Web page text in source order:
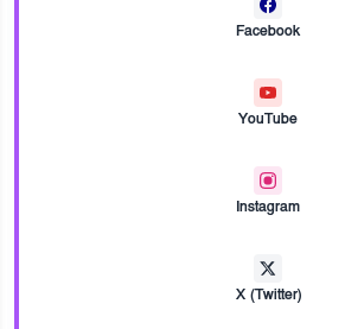
Facebook
YouTube
Instagram
X (Twitter)